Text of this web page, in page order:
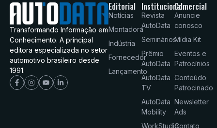
Transformando Informação em
Conhecimento. A principal
editora especializada no setor
automotivo brasileiro desde
1991.
Editorial
Notícias
Montadora
Indústria
Fornecedor
Lançamento
Institucional
Revista
AutoData
Seminários
Prêmio
AutoData
AutoData
TV
AutoData
Mobility
WorkStudio
Comercial
Anuncie
conosco
Mídia Kit
Eventos e
Patrocínios
Conteúdo
Patrocinado
Newsletter
Ads
Contato